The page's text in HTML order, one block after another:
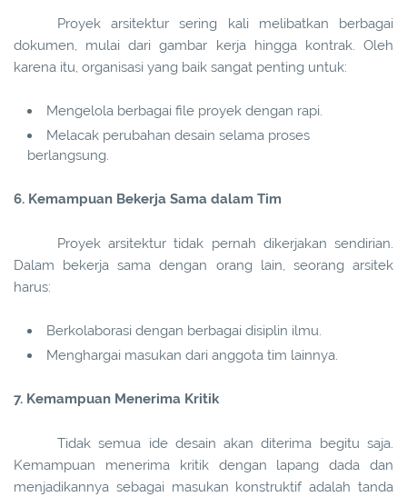
Proyek arsitektur sering kali melibatkan berbagai
dokumen, mulai dari gambar kerja hingga kontrak. Oleh
karena itu, organisasi yang baik sangat penting untuk:
Mengelola berbagai file proyek dengan rapi.
Melacak perubahan desain selama proses
berlangsung.
6. Kemampuan Bekerja Sama dalam Tim
Proyek arsitektur tidak pernah dikerjakan sendirian.
Dalam bekerja sama dengan orang lain, seorang arsitek
harus:
Berkolaborasi dengan berbagai disiplin ilmu.
Menghargai masukan dari anggota tim lainnya.
7. Kemampuan Menerima Kritik
Tidak semua ide desain akan diterima begitu saja.
Kemampuan menerima kritik dengan lapang dada dan
menjadikannya sebagai masukan konstruktif adalah tanda